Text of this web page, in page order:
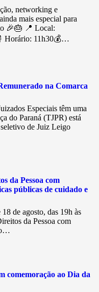
networking e
mais especial para
🎉🎂 📍 Local:
Horário: 11h30💰…
na Comarca
Especiais têm uma
do Paraná (TJPR) está
de Juiz Leigo
da Pessoa com
públicas de cuidado e
de agosto, das 19h às
da Pessoa com
comemoração ao Dia da